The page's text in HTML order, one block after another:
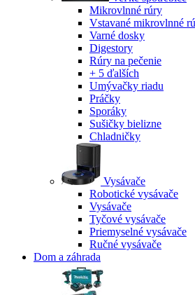
Mikrovlnné rúry
Vstavané mikrovlnné
Varné dosky
Digestory
Rúry na pečenie
+ 5 ďalších
Umývačky riadu
Práčky
Sporáky
Sušičky bielizne
Chladničky
Vysávače
Robotické vysávače
Vysávače
Tyčové vysávače
Priemyselné vysávače
Ručné vysávače
Dom a záhrada